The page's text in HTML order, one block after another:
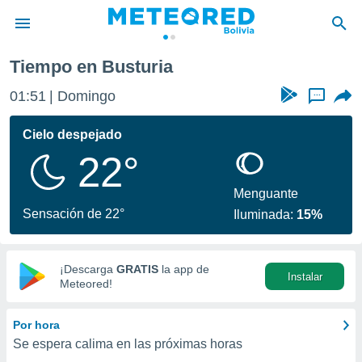
de
ha
calidad.
a este
las
y
digital
basada
Tiempo en Busturia
01:51 Domingo ...
Cielo despejado
22°
Sensación de 22°
Menguante
Iluminada: 15%
¡Descarga GRATIS la app de
Meteored!
Instalar
Por hora
Se espera calima en las próximas horas